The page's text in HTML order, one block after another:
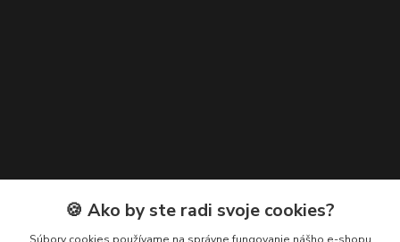
Kontakty
Zákaznícka podpora EuroNáradie
🍪 Ako by ste radi svoje cookies?